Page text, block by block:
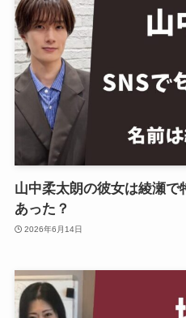
山中柔太朗の彼女は綾瀬で
あった？
2026年6月14日